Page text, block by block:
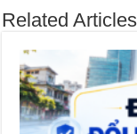
Related Articles